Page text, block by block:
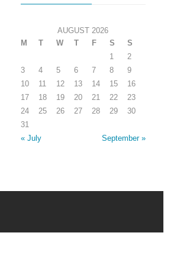
AUGUST 2026
M
T W T F S
S
1
2
3
4 5 6 7 8
9
10
11 12 13 14 15
16
17
18 19 20 21 22
23
24
25 26 27 28 29
30
31
« July
September »